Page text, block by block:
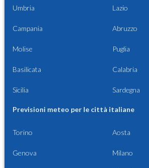
Umbria Lazio
Campania Abruzzo
Molise Puglia
Basilicata Calabria
Sicilia Sardegna
Previsioni meteo per le città italiane
Torino Aosta
Genova Milano